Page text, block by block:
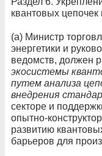
квантовых цепочек
(а) Министр
энергетики и
ведомств, должен
экосистемы
путем анализа
внедрения
секторе и
опытно-
развитию
барьеров для